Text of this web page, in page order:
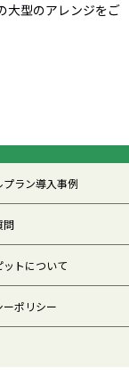
大型のアレンジをご
プラン導入事例
問
トについて
ポリシー